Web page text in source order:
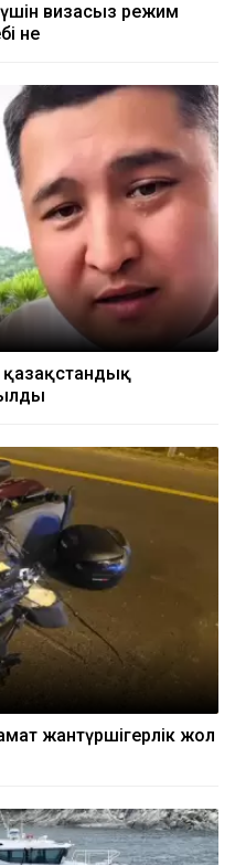
визасыз режим
не
жантүршігерлік жол